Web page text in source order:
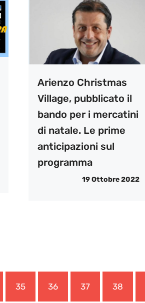
Arienzo Christmas
Village, pubblicato il
bando per i mercatini
di natale. Le prime
anticipazioni sul
programma
19 Ottobre 2022
35 36 37 38